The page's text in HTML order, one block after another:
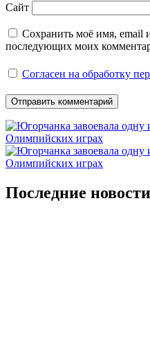
Сайт
Сохранить моё имя, email
последующих моих
Согласен на обработку
Последние новости